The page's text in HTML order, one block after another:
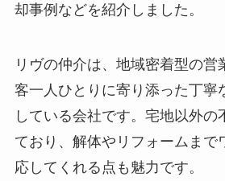
却事例などを紹介しました。
リヴの仲介は、地域密着型の営
客一人ひとりに寄り添った丁寧
している会社です。宅地以外の
ており、解体やリフォームまで
応してくれる点も魅力です。